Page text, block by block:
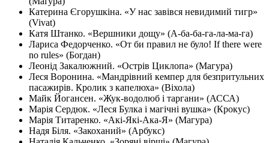
Катерина Єгорушкіна. «У нас завівся невидимий тигр»
(Vivat)
Катя Штанко. «Вершники дощу» (А-ба-ба-га-ла-ма-га)
Лариса Федорченко. «От би правил не було! If there were
no rules» (Богдан)
Леонід Закалюжний. «Острів Циклопа» (Магура)
Леся Воронина. «Мандрівний кемпер для безпритульних
пасажирів. Кролик з капелюха» (Віхола)
Майк Йогансен. «Жук-водолюб і таргани» (АССА)
Марія Сердюк. «Леся Булка і магічні вушка» (Крокус)
Марія Титаренко. «Акі-Які-Ака-Я» (Магура)
Надя Біля. «Закоханий» (Арбукс)